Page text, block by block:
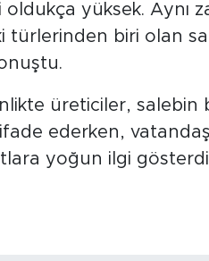
oldukça yüksek. Aynı
biri olan
üreticiler, salebin
ifade ederken,
yoğun ilgi